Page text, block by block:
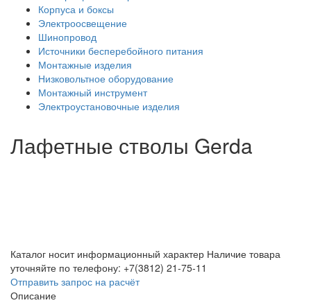
Корпуса и боксы
Электроосвещение
Шинопровод
Источники бесперебойного питания
Монтажные изделия
Низковольтное оборудование
Монтажный инструмент
Электроустановочные изделия
Лафетные стволы Gerda
Каталог носит информационный характер Наличие товара
уточняйте по телефону: +7(3812) 21-75-11
Отправить запрос на расчёт
Описание